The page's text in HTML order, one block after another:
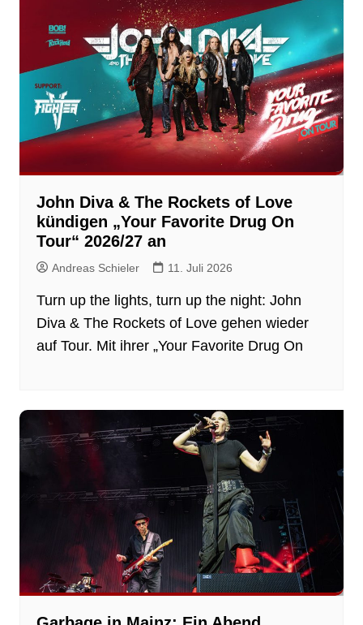
John Diva & The Rockets of Love
kündigen „Your Favorite Drug On
Tour“ 2026/27 an
Andreas Schieler 11. Juli 2026
Turn up the lights, turn up the night: John
Diva & The Rockets of Love gehen wieder
auf Tour. Mit ihrer „Your Favorite Drug On